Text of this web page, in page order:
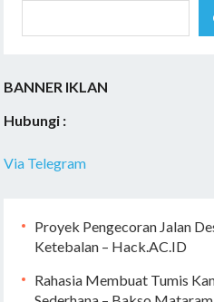
BANNER IKLAN
Hubungi :
Via Telegram
Proyek Pengecoran Jalan
Ketebalan – Hack.AC.ID
Rahasia Membuat Tumis